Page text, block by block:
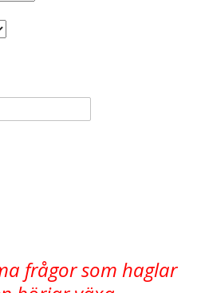
frågor som haglar